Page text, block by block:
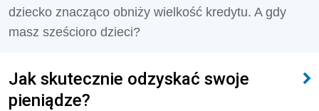
dziecko znacząco obniży wielkość kredytu. A gdy
masz sześcioro dzieci?
Jak skutecznie odzyskać swoje
pieniądze?